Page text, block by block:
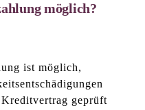
möglich?
ist möglich,
geprüft